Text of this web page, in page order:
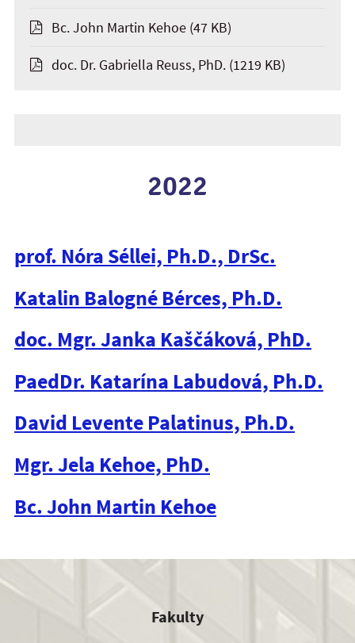
Bc. John Martin Kehoe (47 KB)
doc. Dr. Gabriella Reuss, PhD. (1219 KB)
2022
prof. Nóra Séllei, Ph.D., DrSc.
Katalin Balogné Bérces, Ph.D.
doc. Mgr. Janka Kaščáková, PhD.
PaedDr. Katarína Labudová, Ph.D.
David Levente Palatinus, Ph.D.
Mgr. Jela Kehoe, PhD.
Bc. John Martin Kehoe
Fakulty